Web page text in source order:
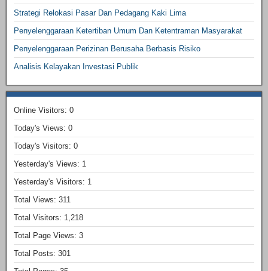
Strategi Relokasi Pasar Dan Pedagang Kaki Lima
Penyelenggaraan Ketertiban Umum Dan Ketentraman Masyarakat
Penyelenggaraan Perizinan Berusaha Berbasis Risiko
Analisis Kelayakan Investasi Publik
Online Visitors: 0
Today's Views: 0
Today's Visitors: 0
Yesterday's Views: 1
Yesterday's Visitors: 1
Total Views: 311
Total Visitors: 1,218
Total Page Views: 3
Total Posts: 301